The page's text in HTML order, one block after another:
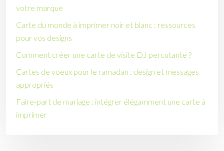
votre marque
Carte du monde à imprimer noir et blanc : ressources
pour vos designs
Comment créer une carte de visite DJ percutante ?
Cartes de voeux pour le ramadan : design et messages
appropriés
Faire-part de mariage : intégrer élégamment une carte à
imprimer